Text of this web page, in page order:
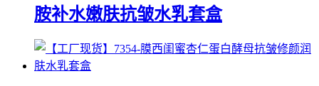
胺补水嫩肤抗皱水乳套盒